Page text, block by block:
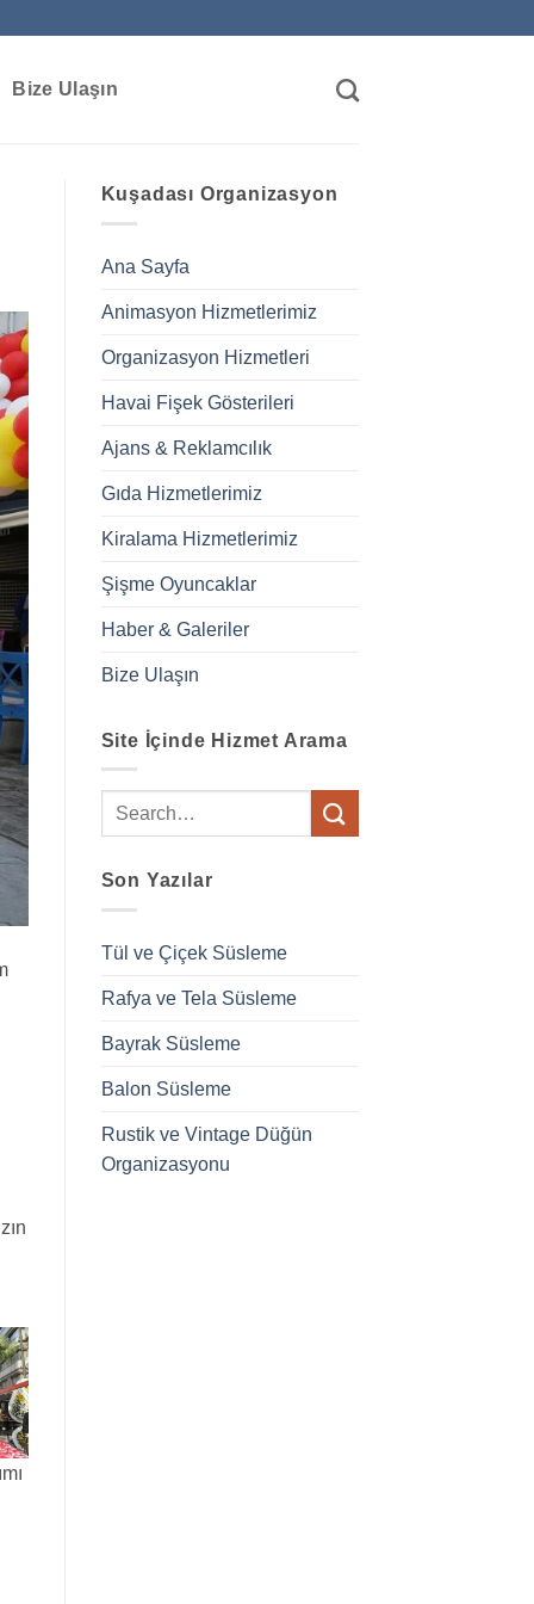
Bize Ulaşın
Kuşadası Organizasyon
Ana Sayfa
Animasyon Hizmetlerimiz
Organizasyon Hizmetleri
Havai Fişek Gösterileri
Ajans & Reklamcılık
Gıda Hizmetlerimiz
Kiralama Hizmetlerimiz
Şişme Oyuncaklar
Haber & Galeriler
Bize Ulaşın
Site İçinde Hizmet Arama
Son Yazılar
Tül ve Çiçek Süsleme
Rafya ve Tela Süsleme
Bayrak Süsleme
Balon Süsleme
Rustik ve Vintage Düğün
Organizasyonu